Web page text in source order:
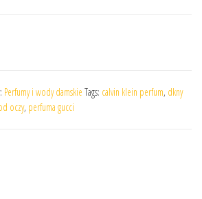
Perfumy i wody damskie Tags: calvin klein perfum, dkny
oczy, perfuma gucci